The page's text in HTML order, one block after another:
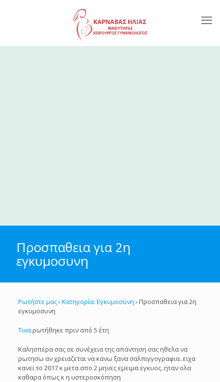
Προσπαθεια για 2η
εγκυμοσυνη
Ρωτήστε μας› Κατηγορία: Εγκυμοσύνη › Προσπαθεια για 2η
εγκυμοσυνη
Τιναρωτήθηκε πριν από 5 έτη
Καλησπέρα σας σε συνέχεια της απάντηση σας ηθελα να
ρωτησω αν χρειαζεται να κανω ξανα σαλπιγγογραφια..ειχα
κανει το 2017 κ μετα απο 2 μηνες εμειμα εγκυος..ηταν ολα
καθαρα όπως κ η υστεροσκόπηση